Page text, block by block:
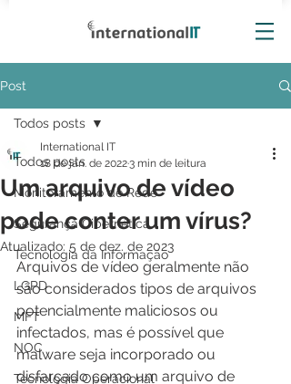
Post
Todos posts
Monitoramento de Rede
Segurança Cibernética
Tecnologia da Informação
LGPD
MFT
NOC
Tecnologia Operacional
Todos posts
Um arquivo de vídeo
pode conter um vírus?
International IT
18 de jan. de 20223 min de leitura
Atualizado: 5 de dez. de 2023
Arquivos de vídeo geralmente não
são considerados tipos de arquivos
potencialmente maliciosos ou
infectados, mas é possível que
malware seja incorporado ou
disfarçado como um arquivo de